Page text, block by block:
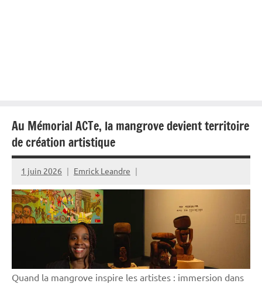
Au Mémorial ACTe, la mangrove devient territoire
de création artistique
1 juin 2026 Emrick Leandre
Quand la mangrove inspire les artistes : immersion dans